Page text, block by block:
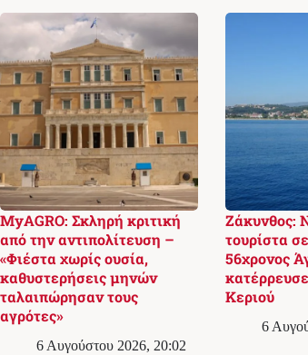
MyAGRO: Σκληρή κριτική
από την αντιπολίτευση –
«Φιέστα χωρίς ουσία,
καθυστερήσεις μηνών
ταλαιπώρησαν τους
αγρότες»
6 Αυγούστου 2026, 20:02
Ζάκυνθος:
τουρίστα
56χρονος
Κεριού
6